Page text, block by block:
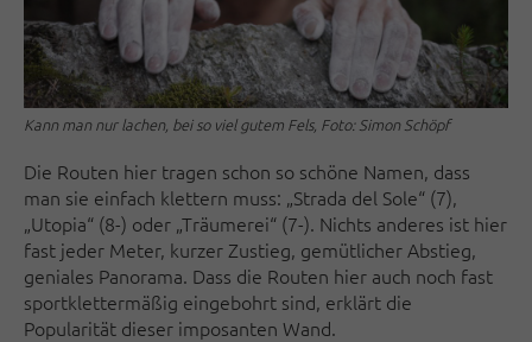
Kann man nur lachen, bei so viel gutem Fels, Foto: Simon Schöpf
Die Routen hier tragen schon so schöne Namen, dass
man sie einfach klettern muss: „Strada del Sole“ (7),
„Utopia“ (8-) oder „Träumerei“ (7-). Nichts anderes ist hier
fast jeder Meter, kurzer Zustieg, gemütlicher Abstieg,
geniales Panorama. Dass die Routen hier auch noch fast
sportklettermäßig eingebohrt sind, erklärt die
Popularität dieser imposanten Wand.